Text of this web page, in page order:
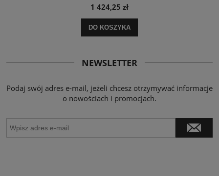
1 424,25 zł
DO KOSZYKA
NEWSLETTER
Podaj swój adres e-mail, jeżeli chcesz otrzymywać informacje
o nowościach i promocjach.